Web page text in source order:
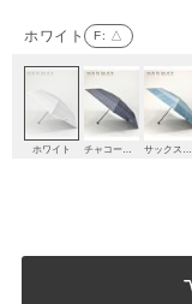
ホワイト F: △
ホワイト